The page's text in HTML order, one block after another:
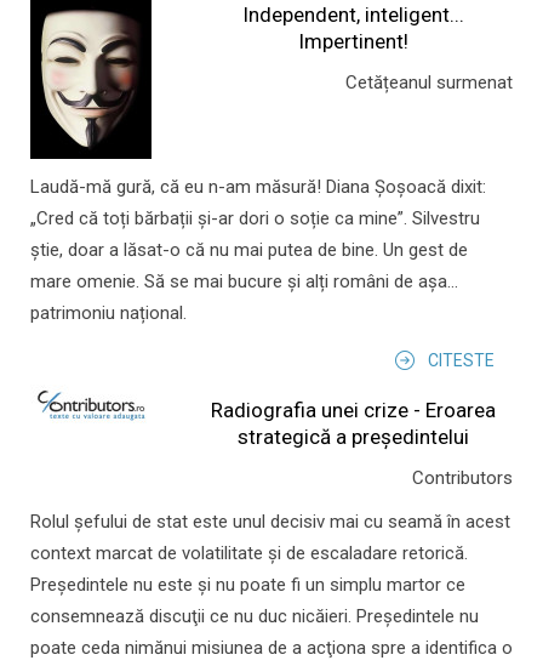
Independent, inteligent...
Impertinent!
Cetățeanul surmenat
Laudă-mă gură, că eu n-am măsură! Diana Șoșoacă dixit:
„Cred că toți bărbații și-ar dori o soție ca mine”. Silvestru
știe, doar a lăsat-o că nu mai putea de bine. Un gest de
mare omenie. Să se mai bucure și alți români de așa...
patrimoniu național.
CITESTE
Radiografia unei crize - Eroarea
strategică a președintelui
Contributors
Rolul şefului de stat este unul decisiv mai cu seamă în acest
context marcat de volatilitate şi de escaladare retorică.
Preşedintele nu este şi nu poate fi un simplu martor ce
consemnează discuţii ce nu duc nicăieri. Preşedintele nu
poate ceda nimănui misiunea de a acţiona spre a identifica o